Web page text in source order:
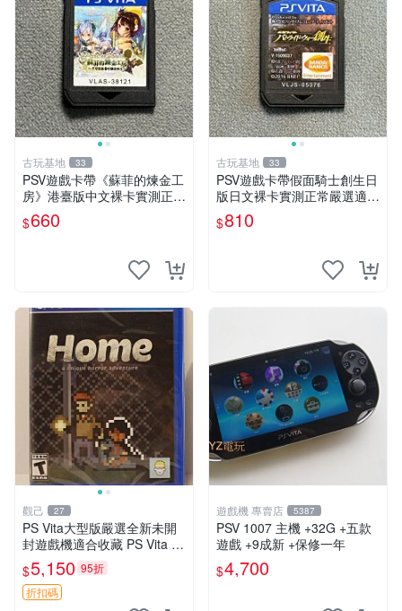
古玩基地 33
PSV遊戲卡帶《蘇菲的煉金工
房》港臺版中文裸卡實測正常
嚴選直銷僅售不退不換單次2
張起享優惠 煉金工房 游戲卡
$660
古玩基地 33
PSV遊戲卡帶假面騎士創生日
版日文裸卡實測正常嚴選適合
收藏2張起享優惠 假面騎士
創生 PSV 卡帶
$810
觀己 27
PS Vita大型版嚴選全新未開
封遊戲機適合收藏 PS Vita 新
型號 家用遊戲機 直營店優選
$5,150 95折
折扣碼
遊戲機 專賣店 5387
PSV 1007 主機 +32G +五款
遊戲 +9成新 +保修一年
$4,700